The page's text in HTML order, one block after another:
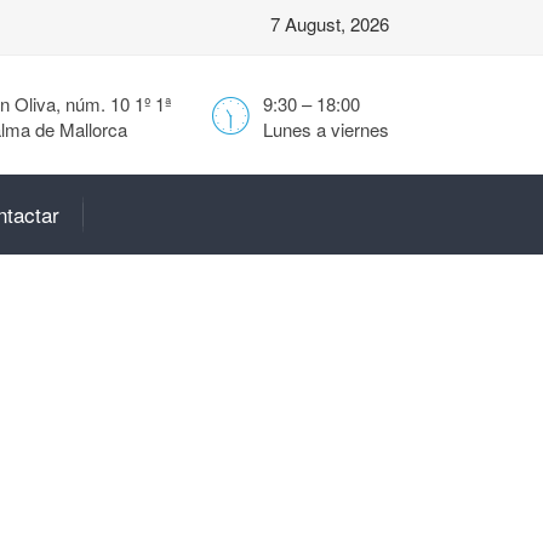
7 August, 2026
9:30 – 18:00
Lunes a viernes
Oliva, núm. 10 1º 1ª
de Mallorca